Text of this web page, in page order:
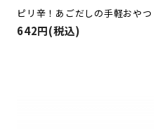
ピリ辛！あごだしの手軽おやつ
642円(税込)